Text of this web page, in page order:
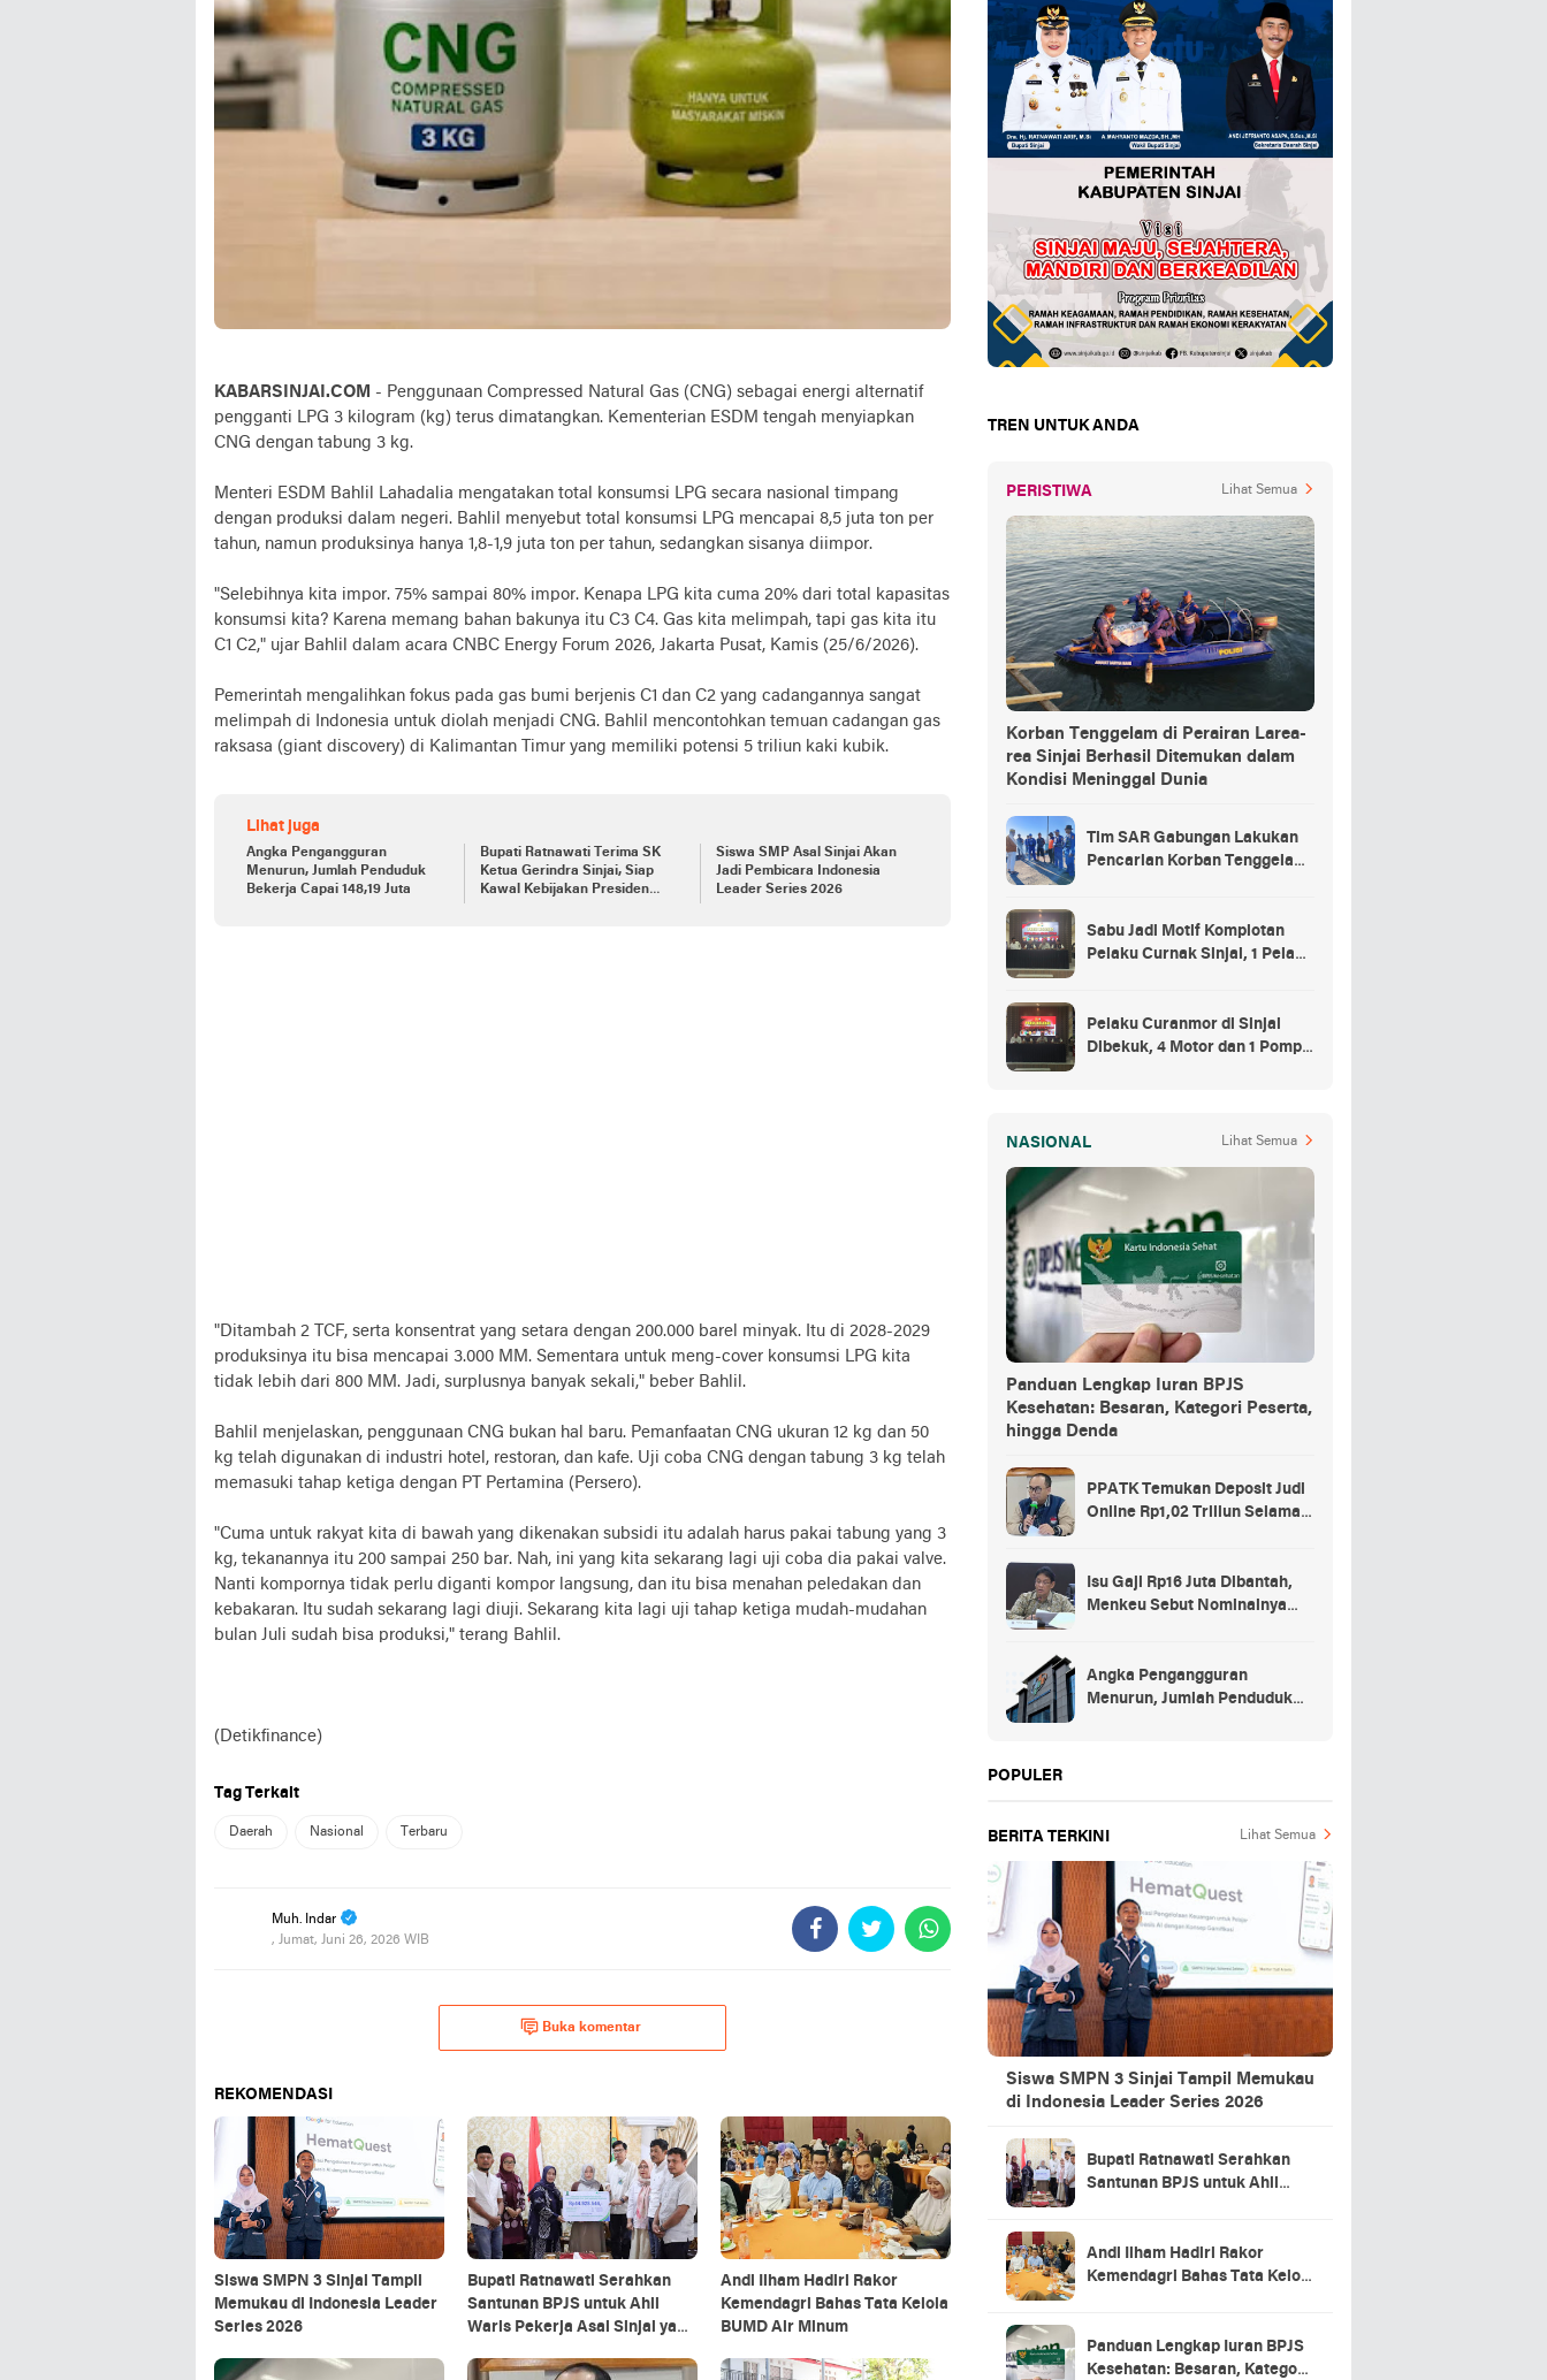
KABARSINJAI.COM - Penggunaan Compressed Natural Gas (CNG) sebagai energi alternatif
pengganti LPG 3 kilogram (kg) terus dimatangkan. Kementerian ESDM tengah menyiapkan
CNG dengan tabung 3 kg.
Menteri ESDM Bahlil Lahadalia mengatakan total konsumsi LPG secara nasional timpang
dengan produksi dalam negeri. Bahlil menyebut total konsumsi LPG mencapai 8,5 juta ton per
tahun, namun produksinya hanya 1,8-1,9 juta ton per tahun, sedangkan sisanya diimpor.
"Selebihnya kita impor. 75% sampai 80% impor. Kenapa LPG kita cuma 20% dari total kapasitas
konsumsi kita? Karena memang bahan bakunya itu C3 C4. Gas kita melimpah, tapi gas kita itu
C1 C2," ujar Bahlil dalam acara CNBC Energy Forum 2026, Jakarta Pusat, Kamis (25/6/2026).
Pemerintah mengalihkan fokus pada gas bumi berjenis C1 dan C2 yang cadangannya sangat
melimpah di Indonesia untuk diolah menjadi CNG. Bahlil mencontohkan temuan cadangan gas
raksasa (giant discovery) di Kalimantan Timur yang memiliki potensi 5 triliun kaki kubik.
Lihat juga
Angka Pengangguran
Menurun, Jumlah Penduduk
Bekerja Capai 148,19 Juta
Bupati Ratnawati Terima SK
Ketua Gerindra Sinjai, Siap
Kawal Kebijakan Presiden
Siswa SMP Asal Sinjai Akan
Jadi Pembicara Indonesia
Leader Series 2026
"Ditambah 2 TCF, serta konsentrat yang setara dengan 200.000 barel minyak. Itu di 2028-2029
produksinya itu bisa mencapai 3.000 MM. Sementara untuk meng-cover konsumsi LPG kita
tidak lebih dari 800 MM. Jadi, surplusnya banyak sekali," beber Bahlil.
Bahlil menjelaskan, penggunaan CNG bukan hal baru. Pemanfaatan CNG ukuran 12 kg dan 50
kg telah digunakan di industri hotel, restoran, dan kafe. Uji coba CNG dengan tabung 3 kg telah
memasuki tahap ketiga dengan PT Pertamina (Persero).
"Cuma untuk rakyat kita di bawah yang dikenakan subsidi itu adalah harus pakai tabung yang 3
kg, tekanannya itu 200 sampai 250 bar. Nah, ini yang kita sekarang lagi uji coba dia pakai valve.
Nanti kompornya tidak perlu diganti kompor langsung, dan itu bisa menahan peledakan dan
kebakaran. Itu sudah sekarang lagi diuji. Sekarang kita lagi uji tahap ketiga mudah-mudahan
bulan Juli sudah bisa produksi," terang Bahlil.
(Detikfinance)
Tag Terkait
Daerah Nasional Terbaru
Muh. Indar
, Jumat, Juni 26, 2026 WIB
Buka komentar
REKOMENDASI
Siswa SMPN 3 Sinjai Tampil
Memukau di Indonesia Leader
Series 2026
Bupati Ratnawati Serahkan
Santunan BPJS untuk Ahli
Waris Pekerja Asal Sinjai yang
Andi Ilham Hadiri Rakor
Kemendagri Bahas Tata Kelola
BUMD Air Minum
TREN UNTUK ANDA
PERISTIWA Lihat Semua
Korban Tenggelam di Perairan Larea-
rea Sinjai Berhasil Ditemukan dalam
Kondisi Meninggal Dunia
Tim SAR Gabungan Lakukan
Pencarian Korban Tenggelam
Sabu Jadi Motif Komplotan
Pelaku Curnak Sinjai, 1 Pelaku
Pelaku Curanmor di Sinjai
Dibekuk, 4 Motor dan 1 Pompa
NASIONAL Lihat Semua
Panduan Lengkap Iuran BPJS
Kesehatan: Besaran, Kategori Peserta,
hingga Denda
PPATK Temukan Deposit Judi
Online Rp1,02 Triliun Selama
Isu Gaji Rp16 Juta Dibantah,
Menkeu Sebut Nominalnya
Angka Pengangguran
Menurun, Jumlah Penduduk
POPULER
BERITA TERKINI Lihat Semua
Siswa SMPN 3 Sinjai Tampil Memukau
di Indonesia Leader Series 2026
Bupati Ratnawati Serahkan
Santunan BPJS untuk Ahli
Andi Ilham Hadiri Rakor
Kemendagri Bahas Tata Kelola
Panduan Lengkap Iuran BPJS
Kesehatan: Besaran, Kategori